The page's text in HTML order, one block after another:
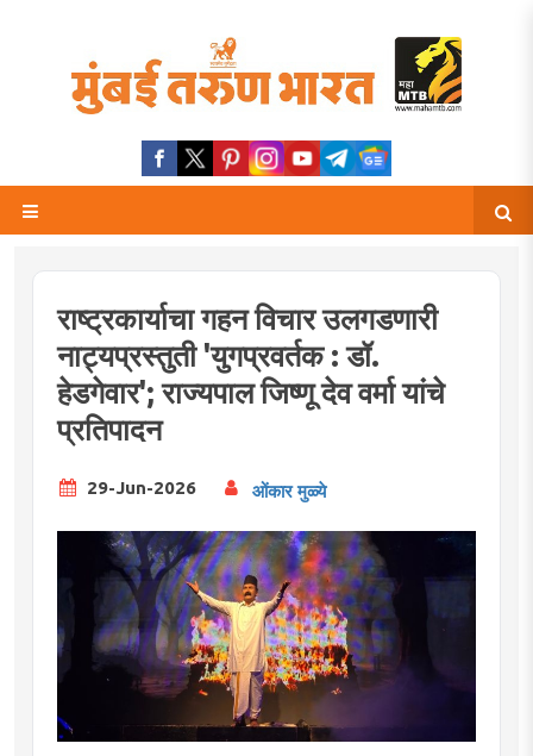
राष्ट्रकार्याचा गहन विचार उलगडणारी
नाट्यप्रस्तुती 'युगप्रवर्तक : डॉ.
हेडगेवार'; राज्यपाल जिष्णू देव वर्मा यांचे
प्रतिपादन
29-Jun-2026 ओंकार मुळ्ये